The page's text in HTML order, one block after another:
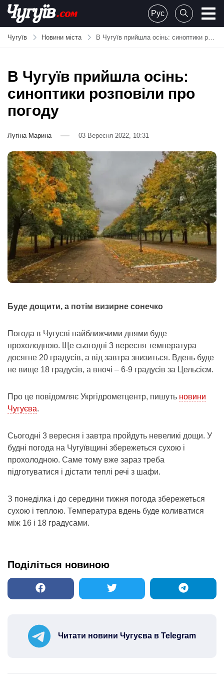
Skip
content
Chuguiv
Рус
Чугуїв Новини міста В Чугуїв прийшла осінь: синоптики розповіли про погоду
В Чугуїв прийшла осінь:
синоптики розповіли про
погоду
Лугіна Марина 03 Вересня 2022, 10:31
Буде дощити, а потім визирне сонечко
Погода в Чугуєві найближчими днями буде
прохолодною. Ще сьогодні 3 вересня температура
досягне 20 градусів, а від завтра знизиться. Вдень буде
не вище 18 градусів, а вночі – 6-9 градусів за Цельсієм.
Про це повідомляє Укргідрометцентр, пишуть новини
Чугуєва.
Сьогодні 3 вересня і завтра пройдуть невеликі дощи. У
будні погода на Чугуївщині збережеться сухою і
прохолодною. Саме тому вже зараз треба
підготуватися і дістати теплі речі з шафи.
З понеділка і до середини тижня погода збережеться
сухою і теплою. Температура вдень буде коливатися
між 16 і 18 градусами.
Поділіться новиною
Читати новини Чугуєва в Telegram